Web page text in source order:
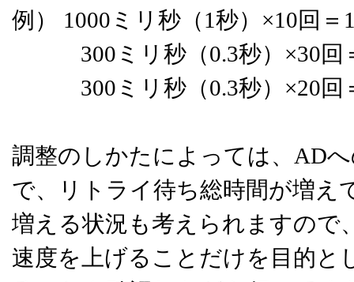
例） 1000ミリ秒（1秒）×10回＝
300ミリ秒（0.3秒）×30回
300ミリ秒（0.3秒）×20回
調整のしかたによっては、AD
で、リトライ待ち総時間が増え
増える状況も考えられますので
速度を上げることだけを目的と